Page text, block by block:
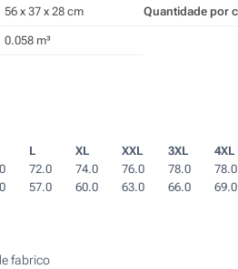
56 x 37 x 28 cm
0.058 m³
Quantidade por
L XL XXL 3XL
4XL
72.0 74.0 76.0 78.0
78.0
57.0 60.0 63.0 66.0 69.0
fabrico